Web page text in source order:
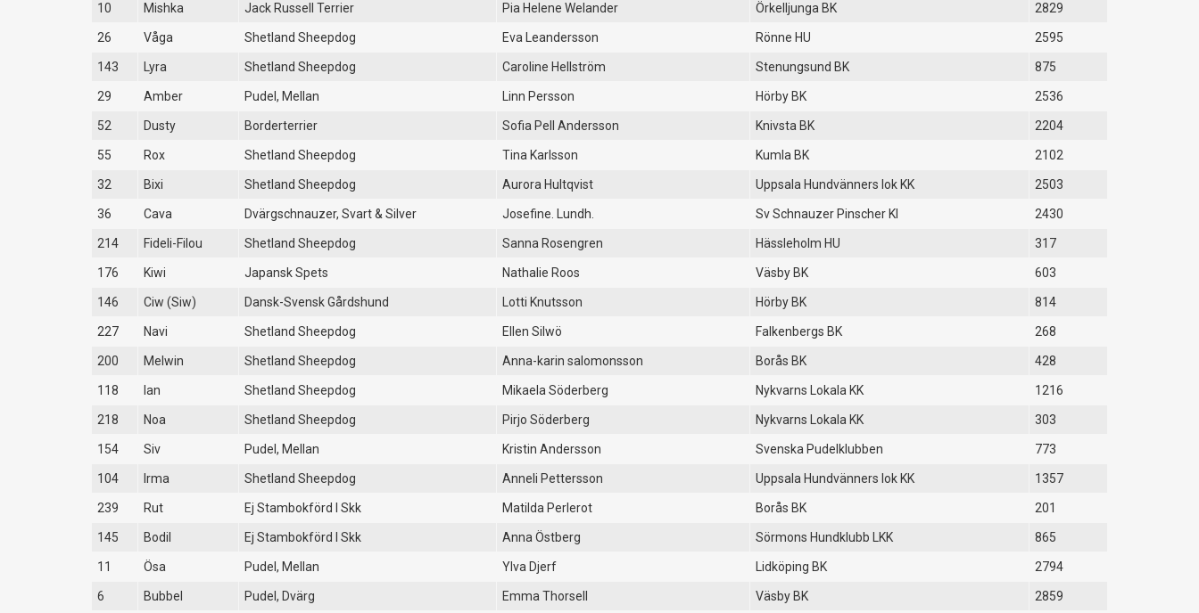
10 Mishka Jack Russell Terrier Pia Helene Welander Örkelljunga BK 2829
26 Våga Shetland Sheepdog Eva Leandersson Rönne HU 2595
143 Lyra Shetland Sheepdog Caroline Hellström Stenungsund BK 875
29 Amber Pudel, Mellan Linn Persson Hörby BK 2536
52 Dusty Borderterrier Sofia Pell Andersson Knivsta BK 2204
55 Rox Shetland Sheepdog Tina Karlsson Kumla BK 2102
32 Bixi Shetland Sheepdog Aurora Hultqvist Uppsala Hundvänners lok KK 2503
36 Cava Dvärgschnauzer, Svart & Silver Josefine. Lundh. Sv Schnauzer Pinscher Kl 2430
214 Fideli-Filou Shetland Sheepdog Sanna Rosengren Hässleholm HU 317
176 Kiwi Japansk Spets Nathalie Roos Väsby BK 603
146 Ciw (Siw) Dansk-Svensk Gårdshund Lotti Knutsson Hörby BK 814
227 Navi Shetland Sheepdog Ellen Silwö Falkenbergs BK 268
200 Melwin Shetland Sheepdog Anna-karin salomonsson Borås BK 428
118 Ian Shetland Sheepdog Mikaela Söderberg Nykvarns Lokala KK 1216
218 Noa Shetland Sheepdog Pirjo Söderberg Nykvarns Lokala KK 303
154 Siv Pudel, Mellan Kristin Andersson Svenska Pudelklubben 773
104 Irma Shetland Sheepdog Anneli Pettersson Uppsala Hundvänners lok KK 1357
239 Rut Ej Stambokförd I Skk Matilda Perlerot Borås BK 201
145 Bodil Ej Stambokförd I Skk Anna Östberg Sörmons Hundklubb LKK 865
11 Ösa Pudel, Mellan Ylva Djerf Lidköping BK 2794
6 Bubbel Pudel, Dvärg Emma Thorsell Väsby BK 2859